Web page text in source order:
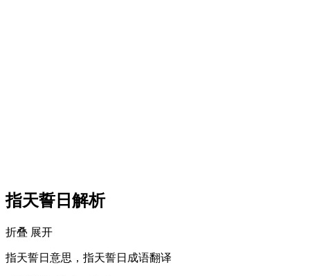
指天誓日解析
折叠 展开
指天誓日意思，指天誓日成语翻译